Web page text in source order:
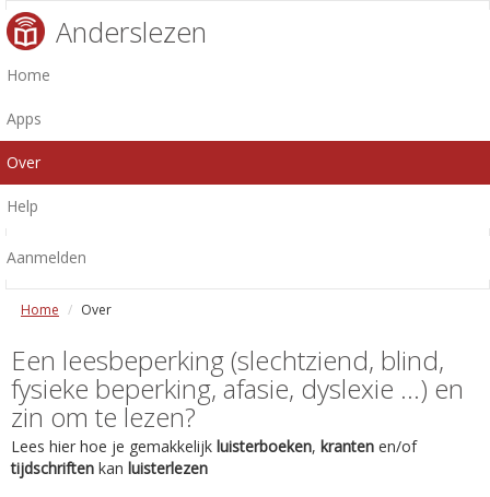
Anderslezen
Home
Apps
Over
Help
Aanmelden
Home Over
Een leesbeperking (slechtziend, blind,
fysieke beperking, afasie, dyslexie ...) en
zin om te lezen?
Lees hier hoe je gemakkelijk luisterboeken, kranten en/of
tijdschriften kan luisterlezen